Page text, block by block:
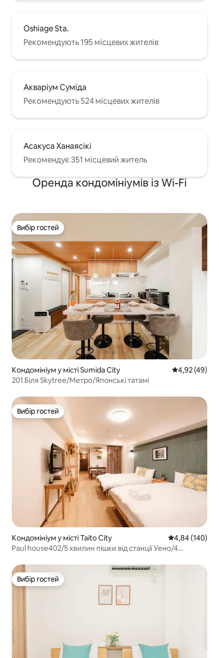
Oshiage Sta.
Рекомендують 195 місцевих жителів
Акваріум Суміда
Рекомендують 524 місцевих жителів
Асакуса Ханаясікі
Рекомендує 351 місцевий житель
Оренда кондомініумів із Wi-Fi
Вибір гостей
Вибір гостей
Кондомініум у місті Sumida City Середня
4,92 (49)
201 Біля Skytree/Метро/Японські татамі
Вибір гостей
Вибір гостей
Кондомініум у місті Taito City Середня
4,84 (140)
Paul house402/5 хвилин пішки від станції Уено/4
безкоштовний високошвидкісний Інтернет/ліфт у
будівлі/спілкування японською, англійською та
китайською мовами
Вибір гостей
Вибір гостей